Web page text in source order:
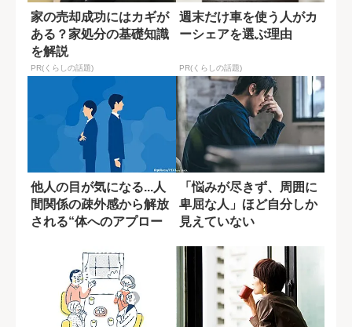
家の売却成功にはカギが
ある？家処分の基礎知識
を解説
PR(くらしの話題)
週末だけ車を使う人がカ
ーシェアを選ぶ理由
PR(くらしの話題)
他人の目が気になる...人
間関係の疎外感から解放
される“体へのアプロー
「悩みが尽きず、周囲に
卑屈な人」ほど自分しか
見えていない